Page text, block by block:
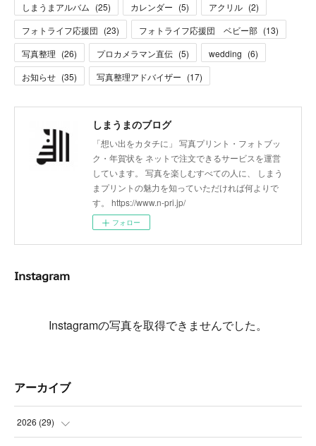
しまうまアルバム (25) カレンダー (5) アクリル (2)
フォトライフ応援団 (23) フォトライフ応援団 ベビー部 (13)
写真整理 (26) プロカメラマン直伝 (5) wedding (6)
お知らせ (35) 写真整理アドバイザー (17)
しまうまのブログ
「想い出をカタチに」 写真プリント・フォトブッ
ク・年賀状を ネットで注文できるサービスを運営
しています。 写真を楽しむすべての人に、 しまう
まプリントの魅力を知っていただければ何よりで
す。 https://www.n-pri.jp/
フォロー
Instagram
Instagramの写真を取得できませんでした。
アーカイブ
2026 (29)